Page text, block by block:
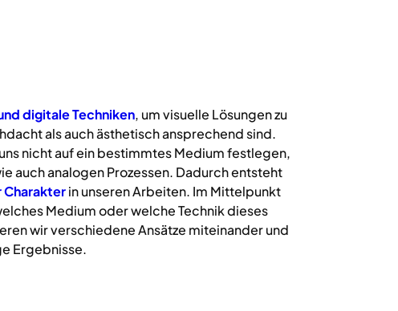
digitaleTechniken, um visuelle Lösungen zu
als auch ästhetisch ansprechend sind.
nicht auf ein bestimmtes Medium festlegen,
auch analogen Prozessen. Dadurch entsteht
Charakterin unseren Arbeiten. Im Mittelpunkt
Medium oder welche Technik dieses
wir verschiedene Ansätze miteinander und
Ergebnisse.